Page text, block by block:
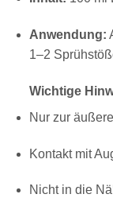
Anwendung:
1–2
Wichtige
Nur zur
Kontakt mit
Nicht in die